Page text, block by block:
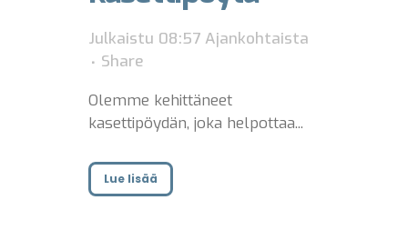
Julkaistu 08:57 Ajankohtaista
Share
Olemme kehittäneet
kasettipöydän, joka helpottaa...
Lue lisää